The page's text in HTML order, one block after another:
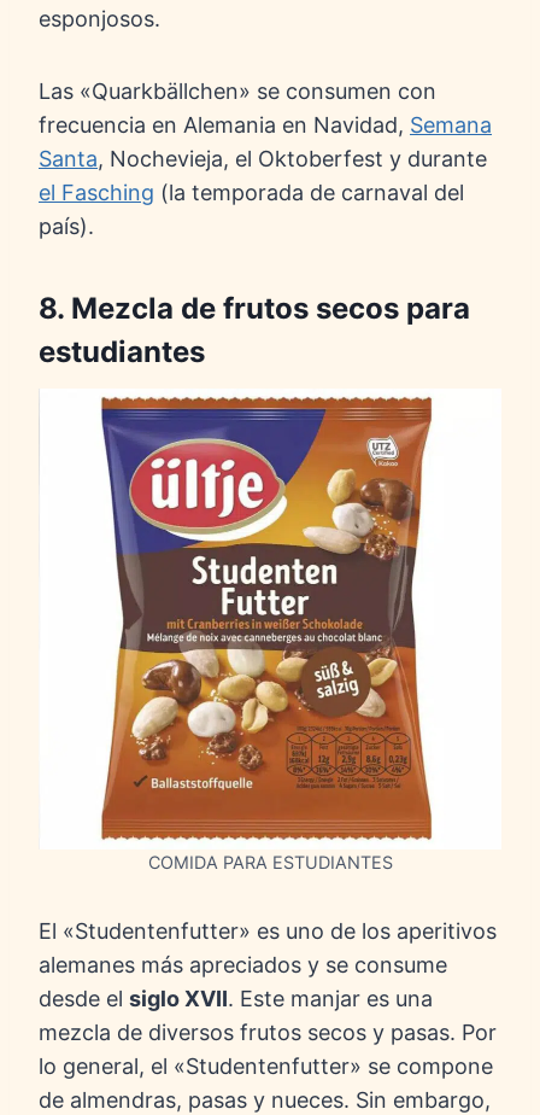
esponjosos.
Las «Quarkbällchen» se consumen con
frecuencia en Alemania en Navidad, Semana
Santa, Nochevieja, el Oktoberfest y durante
el Fasching (la temporada de carnaval del
país).
8. Mezcla de frutos secos para
estudiantes
COMIDA PARA ESTUDIANTES
El «Studentenfutter» es uno de los aperitivos
alemanes más apreciados y se consume
desde el siglo XVII. Este manjar es una
mezcla de diversos frutos secos y pasas. Por
lo general, el «Studentenfutter» se compone
de almendras, pasas y nueces. Sin embargo,